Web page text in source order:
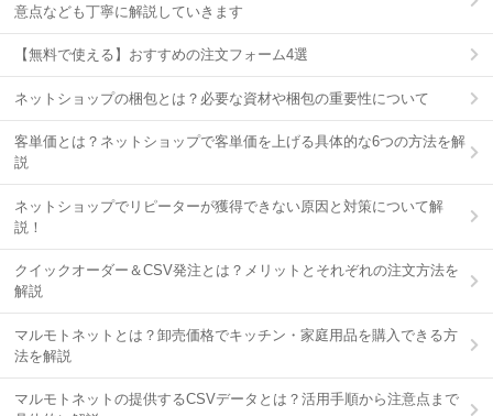
意点なども丁寧に解説していきます
【無料で使える】おすすめの注文フォーム4選
ネットショップの梱包とは？必要な資材や梱包の重要性について
客単価とは？ネットショップで客単価を上げる具体的な6つの方法を解
説
ネットショップでリピーターが獲得できない原因と対策について解
説！
クイックオーダー＆CSV発注とは？メリットとそれぞれの注文方法を
解説
マルモトネットとは？卸売価格でキッチン・家庭用品を購入できる方
法を解説
マルモトネットの提供するCSVデータとは？活用手順から注意点まで